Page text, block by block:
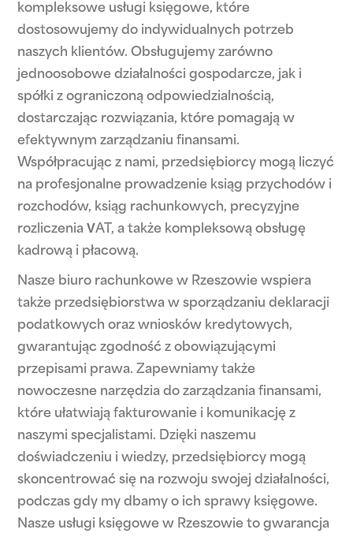
kompleksowe usługi księgowe, które
dostosowujemy do indywidualnych potrzeb
naszych klientów. Obsługujemy zarówno
jednoosobowe działalności gospodarcze, jak i
spółki z ograniczoną odpowiedzialnością,
dostarczając rozwiązania, które pomagają w
efektywnym zarządzaniu finansami.
Współpracując z nami, przedsiębiorcy mogą liczyć
na profesjonalne prowadzenie ksiąg przychodów i
rozchodów, ksiąg rachunkowych, precyzyjne
rozliczenia VAT, a także kompleksową obsługę
kadrową i płacową.
Nasze biuro rachunkowe w Rzeszowie wspiera
także przedsiębiorstwa w sporządzaniu deklaracji
podatkowych oraz wniosków kredytowych,
gwarantując zgodność z obowiązującymi
przepisami prawa. Zapewniamy także
nowoczesne narzędzia do zarządzania finansami,
które ułatwiają fakturowanie i komunikację z
naszymi specjalistami. Dzięki naszemu
doświadczeniu i wiedzy, przedsiębiorcy mogą
skoncentrować się na rozwoju swojej działalności,
podczas gdy my dbamy o ich sprawy księgowe.
Nasze usługi księgowe w Rzeszowie to gwarancja